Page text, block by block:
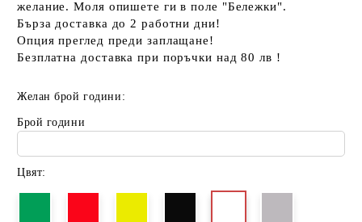
желание. Моля опишете ги в поле "Бележки".
Бърза доставка до 2 работни дни!
Опция преглед преди заплащане!
Безплатна доставка при поръчки над 80 лв !
Желан брой години:
Брой години
Цвят: